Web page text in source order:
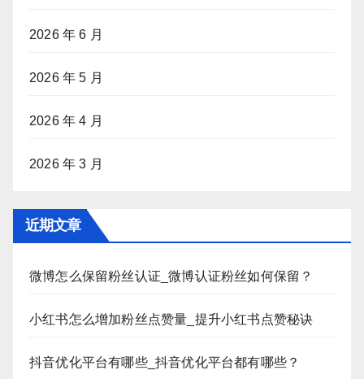
2026 年 6 月
2026 年 5 月
2026 年 4 月
2026 年 3 月
近期文章
微博怎么保留粉丝认证_微博认证粉丝如何保留？
小红书怎么增加粉丝点赞量_提升小红书点赞秘诀
抖音优化平台有哪些_抖音优化平台都有哪些？